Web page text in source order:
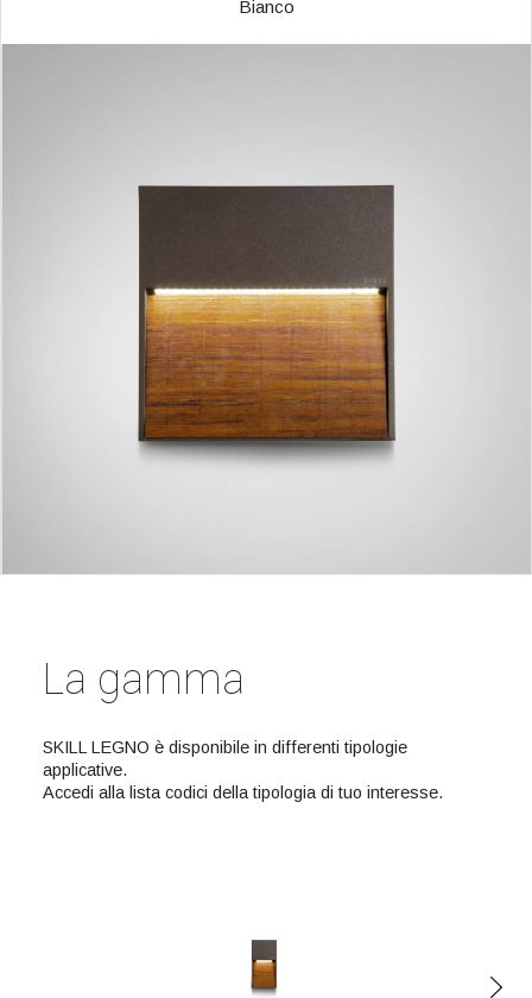
Bianco
La gamma
SKILL LEGNO è disponibile in differenti tipologie
applicative.
Accedi alla lista codici della tipologia di tuo interesse.